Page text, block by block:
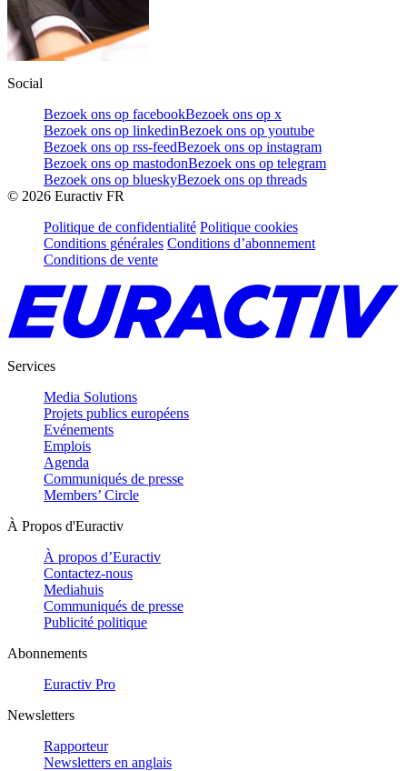
Social
Bezoek ons op facebookBezoek ons op x
Bezoek ons op linkedinBezoek ons op youtube
Bezoek ons op rss-feedBezoek ons op instagram
Bezoek ons op mastodonBezoek ons op telegram
Bezoek ons op blueskyBezoek ons op threads
© 2026 Euractiv FR
Politique de confidentialité Politique cookies
Conditions générales Conditions d’abonnement
Conditions de vente
Services
Media Solutions
Projets publics européens
Evénements
Emplois
Agenda
Communiqués de presse
Members’ Circle
À Propos d'Euractiv
À propos d’Euractiv
Contactez-nous
Mediahuis
Communiqués de presse
Publicité politique
Abonnements
Euractiv Pro
Newsletters
Rapporteur
Newsletters en anglais